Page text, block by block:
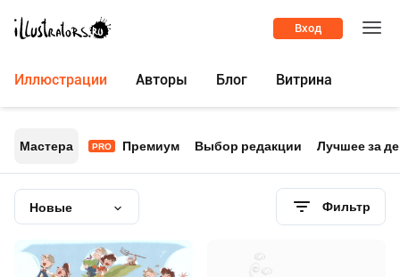
Вход
Иллюстрации Авторы Блог Витрина
Новые
Мастера PRO Премиум Выбор редакции Лучшее за
Фильтр